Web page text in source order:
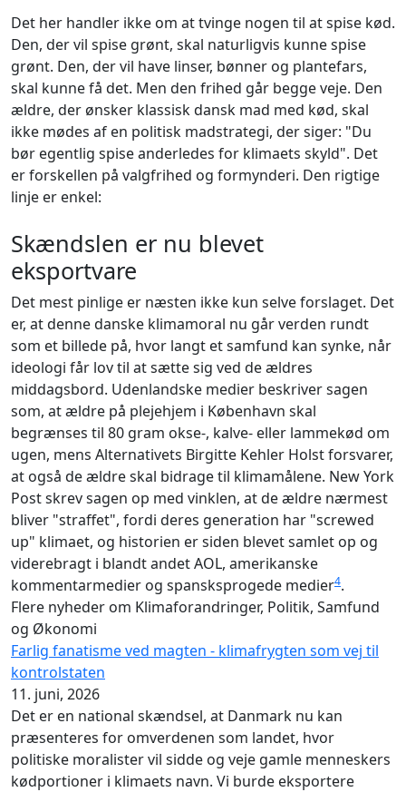
Det her handler ikke om at tvinge nogen til at spise kød.
Den, der vil spise grønt, skal naturligvis kunne spise
grønt. Den, der vil have linser, bønner og plantefars,
skal kunne få det. Men den frihed går begge veje. Den
ældre, der ønsker klassisk dansk mad med kød, skal
ikke mødes af en politisk madstrategi, der siger: "Du
bør egentlig spise anderledes for klimaets skyld". Det
er forskellen på valgfrihed og formynderi. Den rigtige
linje er enkel:
Skændslen er nu blevet
eksportvare
Det mest pinlige er næsten ikke kun selve forslaget. Det
er, at denne danske klimamoral nu går verden rundt
som et billede på, hvor langt et samfund kan synke, når
ideologi får lov til at sætte sig ved de ældres
middagsbord. Udenlandske medier beskriver sagen
som, at ældre på plejehjem i København skal
begrænses til 80 gram okse-, kalve- eller lammekød om
ugen, mens Alternativets Birgitte Kehler Holst forsvarer,
at også de ældre skal bidrage til klimamålene. New York
Post skrev sagen op med vinklen, at de ældre nærmest
bliver "straffet", fordi deres generation har "screwed
up" klimaet, og historien er siden blevet samlet op og
viderebragt i blandt andet AOL, amerikanske
kommentarmedier og spansksprogede medier4.
Flere nyheder om Klimaforandringer, Politik, Samfund
og Økonomi
Farlig fanatisme ved magten - klimafrygten som vej til
kontrolstaten
11. juni, 2026
Det er en national skændsel, at Danmark nu kan
præsenteres for omverdenen som landet, hvor
politiske moralister vil sidde og veje gamle menneskers
kødportioner i klimaets navn. Vi burde eksportere